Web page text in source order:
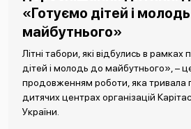
«Готуємо дітей і
майбутнього»
Літні табори, які відбулись в рамках
дітей і молодь до майбутнього», –
продовженням роботи, яка тривала
дитячих центрах організацій
України.